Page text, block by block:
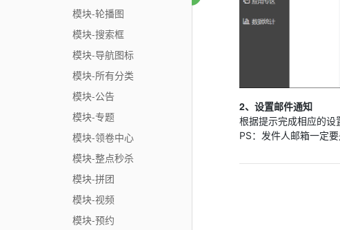
模块-轮播图
模块-搜索框
模块-导航图标
模块-所有分类
模块-公告
模块-专题
模块-领卷中心
模块-整点秒杀
模块-拼团
模块-视频
模块-预约
2、设置邮件通知
根据提示完成相应的设
PS：发件人邮箱一定